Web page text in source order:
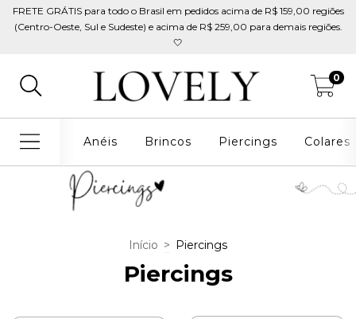
FRETE GRÁTIS para todo o Brasil em pedidos acima de R$ 159,00 regiões
(Centro-Oeste, Sul e Sudeste) e acima de R$ 259,00 para demais regiões.
🤍
0
Anéis Brincos Piercings Colares
Início > Piercings
Piercings